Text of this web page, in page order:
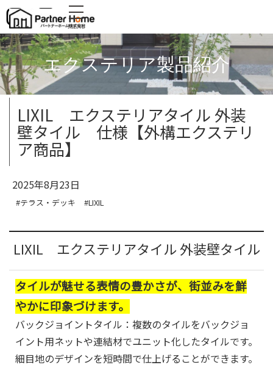
MENU
エクステリア製品紹介
LIXIL エクステリアタイル 外装
壁タイル 仕様【外構エクステリ
ア商品】
2025年8月23日
#テラス・デッキ #LIXIL
LIXIL エクステリアタイル 外装壁タイル
タイルが魅せる表情の豊かさが、街並みを鮮
やかに印象づけます。
バックジョイントタイル：複数のタイルをバックジョ
イント用ネットや連結材でユニット化したタイルです。
細目地のデザインを短時間で仕上げることができます。